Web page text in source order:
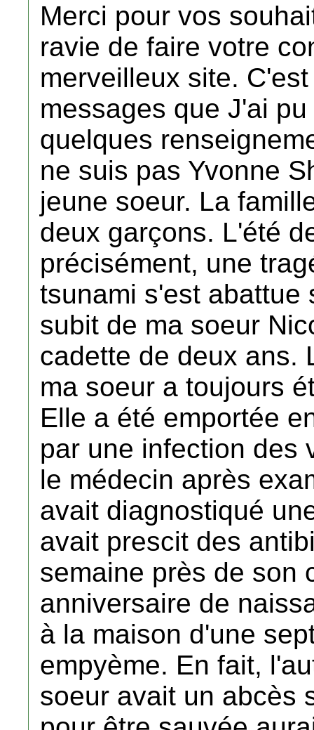
Merci pour vos
ravie de faire votre
merveilleux site.
messages que J'ai
quelques
ne suis pas Yvonne
jeune soeur. La
deux garçons. L'été
précisément, une
tsunami s'est abattue
subit de ma soeur
cadette de deux ans.
ma soeur a toujours
Elle a été emportée
par une infection des
le médecin après
avait diagnostiqué
avait prescit des
semaine près de son
anniversaire de
à la maison d'une
empyème. En fait,
soeur avait un abcès